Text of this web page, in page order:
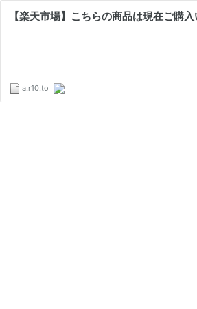
【楽天市場】こちらの商品は現在ご購
a.r10.to